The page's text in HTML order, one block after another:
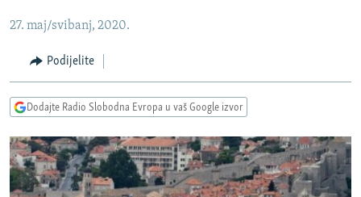
na
navigaciju
Pređite
na
KOSOVO
CRNA GORA
VIDEO
FOTOGALERIJE
INFOGRAFIKE
PODCASTI
RAT U UKRAJINI
KINA NA BALKANU
27. maj/svibanj, 2020.
Podijelite
Dodajte Radio Slobodna Evropa u vaš Google izvor